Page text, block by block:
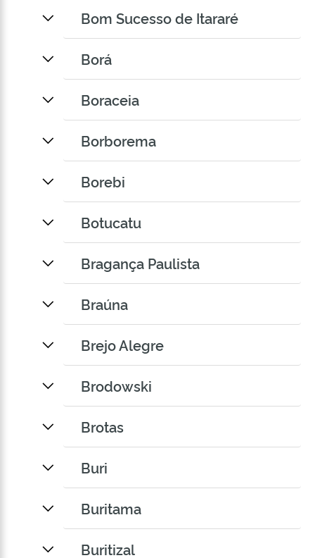
Bom Sucesso de Itararé
Borá
Boraceia
Borborema
Borebi
Botucatu
Bragança Paulista
Braúna
Brejo Alegre
Brodowski
Brotas
Buri
Buritama
Buritizal